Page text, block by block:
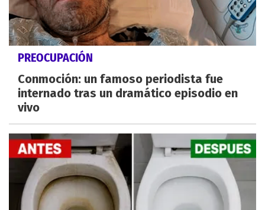
PREOCUPACIÓN
Conmoción: un famoso periodista fue
internado tras un dramático episodio en
vivo